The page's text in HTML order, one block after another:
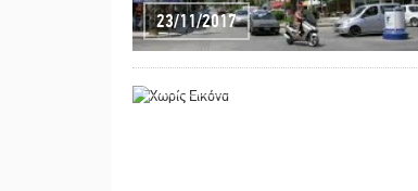
23/11/2017